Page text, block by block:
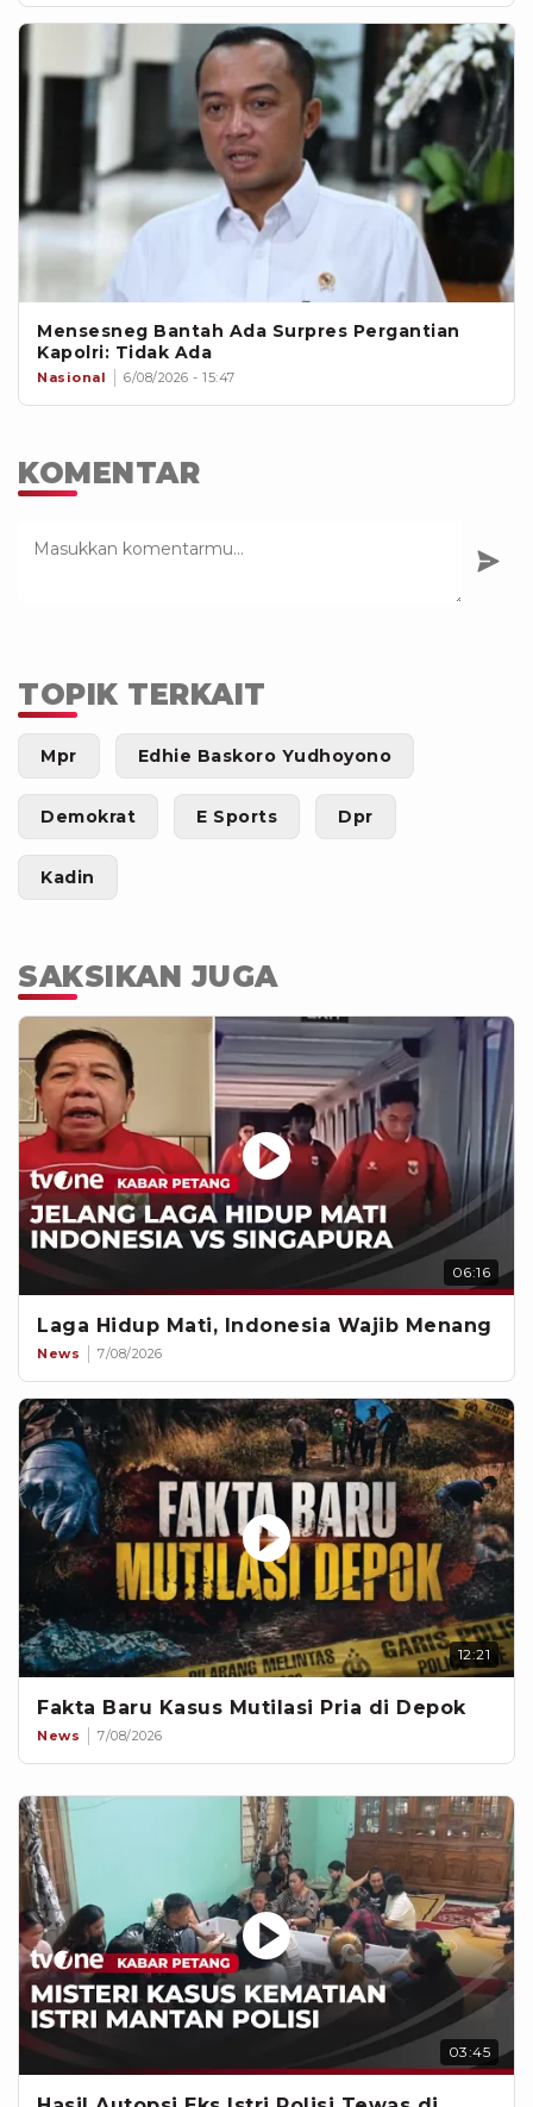
Mensesneg Bantah Ada Surpres Pergantian
Kapolri: Tidak Ada
Nasional 6/08/2026 - 15:47
KOMENTAR
TOPIK TERKAIT
Mpr Edhie Baskoro Yudhoyono
Demokrat E Sports Dpr
Kadin
SAKSIKAN JUGA
06:16
Laga Hidup Mati, Indonesia Wajib Menang
News 7/08/2026
12:21
Fakta Baru Kasus Mutilasi Pria di Depok
News 7/08/2026
03:45